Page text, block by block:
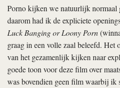
Porno kijken we natuurlijk normaal
daarom had ik de expliciete
Luck Banging or Loony Porn
graag in een volle zaal beleefd. Het
van het gezamenlijk kijken naar
goede toon voor deze film over
was bovendien geen film waarbij ik